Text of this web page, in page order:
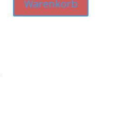
Warenkorb